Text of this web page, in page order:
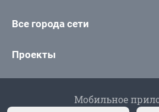
Все города сети
Проекты
Мобильное